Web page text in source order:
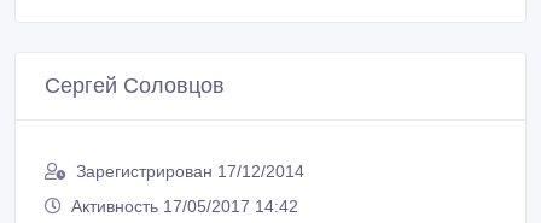
Сергей Соловцов
Зарегистрирован 17/12/2014
Активность 17/05/2017 14:42